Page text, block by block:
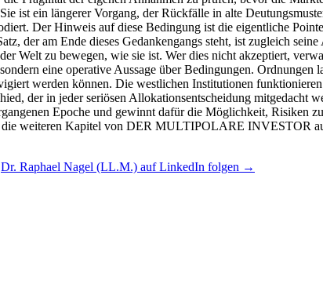
Dr. Raphael Nagel (LL.M.) auf LinkedIn folgen →